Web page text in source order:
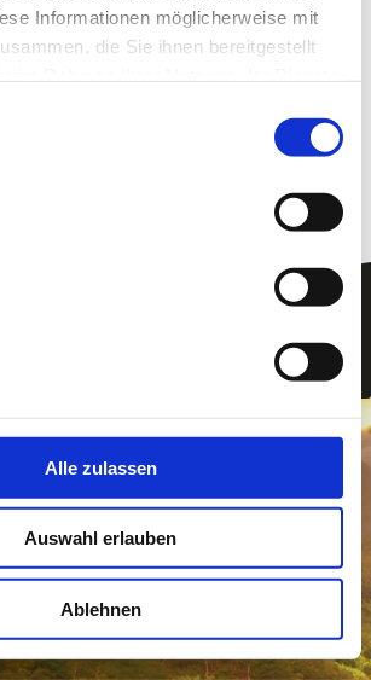
Informationen möglicherweise mit
die Sie ihnen bereitgestellt
Alle zulassen
Auswahl erlauben
Ablehnen
mich!
Webansicht